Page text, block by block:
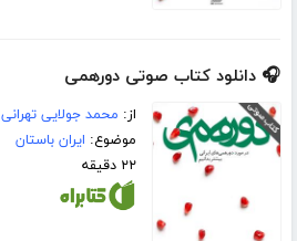
🎧 دانلود کتاب صوتی دورهمی
از: محمد جولایی تهرانی
موضوع: ایران باستان
۲۲ دقیقه